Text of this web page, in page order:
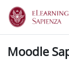
Vai al contenuto
Moodle